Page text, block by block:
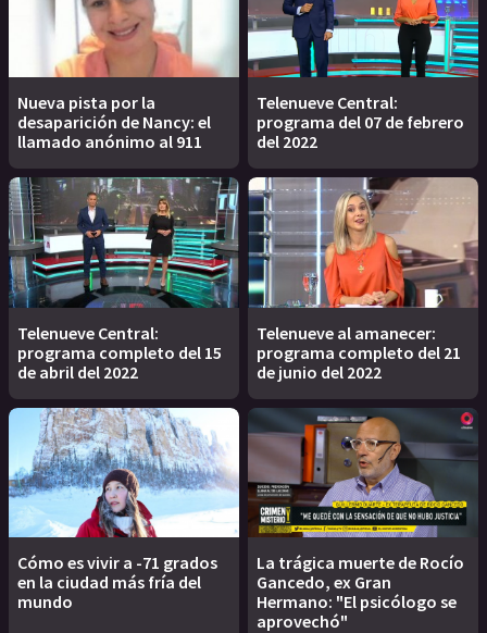
Nueva pista por la
desaparición de Nancy: el
llamado anónimo al 911
Telenueve Central:
programa del 07 de febrero
del 2022
Telenueve Central:
programa completo del 15
de abril del 2022
Telenueve al amanecer:
programa completo del 21
de junio del 2022
Cómo es vivir a -71 grados
en la ciudad más fría del
mundo
La trágica muerte de Rocío
Gancedo, ex Gran
Hermano: "El psicólogo se
aprovechó"